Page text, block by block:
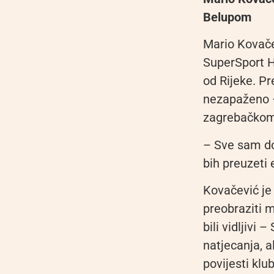
Belupom
Mario
SuperSport
od Rijeke.
nezapaženo
– Sve sam
bih preuzeti
Kovačević
preobraziti
bili vidljivi –
natjecanja,
povijesti